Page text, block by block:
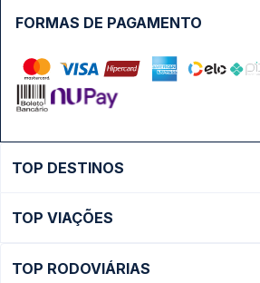
FORMAS DE PAGAMENTO
TOP DESTINOS
Ônibus São Paulo
TOP VIAÇÕES
TOP RODOVIÁRIAS